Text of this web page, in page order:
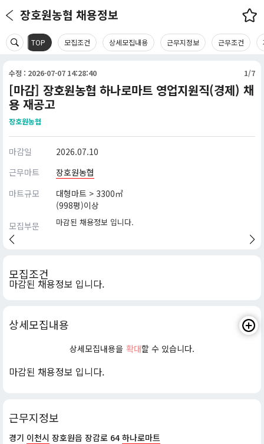
장호원농협 채용정보
TOP 모집조건 상세모집내용 근무지정보 근무조건
수정 : 2026-07-07 14:28:40 1/7
[마감] 장호원농협 하나로마트 영업지원직(경제) 채
용 재공고
장호원농협
마감일
2026.07.10
근무마트
장호원농협
마트규모
대형마트 > 3300㎡
(998평)이상
모집부문
마감된 채용정보 입니다.
모집조건
마감된 채용정보 입니다.
상세모집내용
상세모집내용을 확대할 수 있습니다.
마감된 채용정보 입니다.
근무지정보
경기 이천시 장호원읍 장감로 64 하나로마트